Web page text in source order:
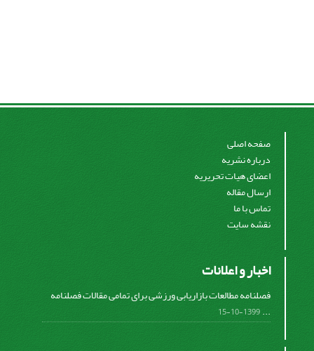
صفحه اصلی
درباره نشریه
اعضای هیات تحریریه
ارسال مقاله
تماس با ما
نقشه سایت
اخبار و اعلانات
فصلنامه مطالعات بازاریابی ورزشی برای تمامی مقالات فصلنامه
...
1399-10-15